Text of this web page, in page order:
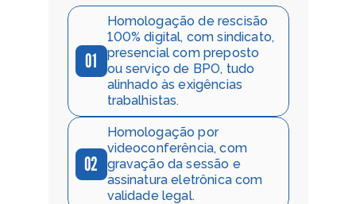
01
Homologação de rescisão
100% digital, com sindicato,
presencial com preposto
ou serviço de BPO, tudo
alinhado às exigências
trabalhistas.
02
Homologação por
videoconferência, com
gravação da sessão e
assinatura eletrônica com
validade legal.